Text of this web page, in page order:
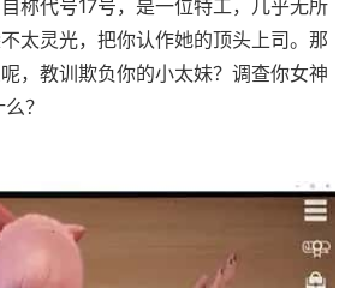
称代号17号，是一位特工，几乎无所
太灵光，把你认作她的顶头上司。那
，教训欺负你的小太妹？调查你女神
？